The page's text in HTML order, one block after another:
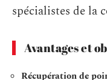
spécialistes de la
Avantages et
Récupération de